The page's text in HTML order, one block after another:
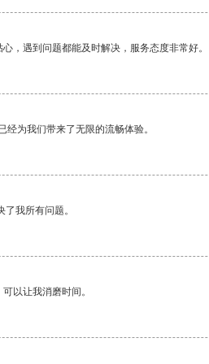
，遇到问题都能及时解决，服务态度非常好。
经为我们带来了无限的流畅体验。
我所有问题。
以让我消磨时间。